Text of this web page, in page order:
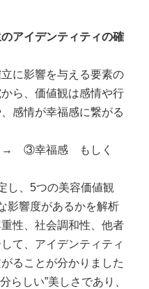
アイデンティティの確
に影響を与える要素の
ら、価値観は感情や行
感情が幸福感に繋がる
③幸福感 もしく
し、5つの美容価値観
影響度があるかを解析
性、社会調和性、他者
て、アイデンティティ
ることが分かりました
らしい”美しさであり、